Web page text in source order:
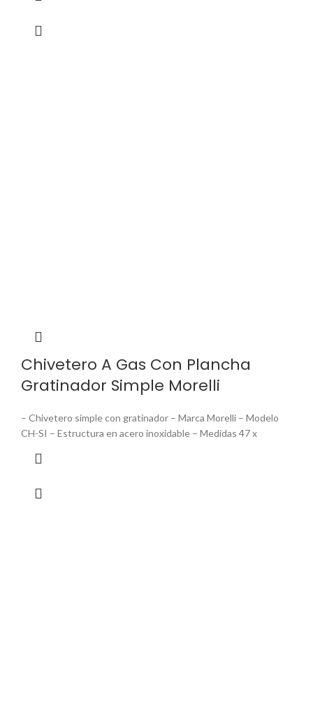
Chivetero A Gas Con Plancha
Gratinador Simple Morelli
– Chivetero simple con gratinador – Marca Morelli – Modelo
CH-SI – Estructura en acero inoxidable – Medidas 47 x